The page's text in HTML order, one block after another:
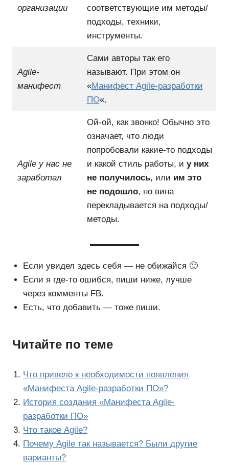
организации
соответствующие им методы/
подходы, техники,
инструменты.
Agile-
манифест
Сами авторы так его
называют. При этом он
«Манифест Agile-разработки
ПО«.
Agile у нас не
заработал
Ой-ой, как звонко! Обычно это
означает, что люди
попробовали какие-то подходы
и какой стиль работы, и у них
не получилось, или им это
не подошло, но вина
перекладывается на подходы/
методы.
Если увидел здесь себя — не обижайся 🙂
Если я где-то ошибся, пиши ниже, лучше
через комменты FB.
Есть, что добавить — тоже пиши.
Читайте по теме
Что привело к необходимости появления
«Манифеста Agile-разработки ПО»?
История создания «Манифеста Agile-
разработки ПО»
Что такое Agile?
Почему Agile так называется? Были другие
варианты?